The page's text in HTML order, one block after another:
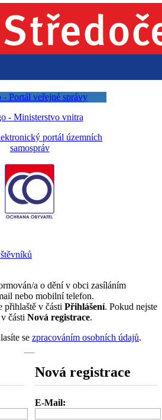
a o dění v obci zasíláním
nebo mobilní telefon.
přihlaště v části Přihlášení. Pokud nejste
části Nová registrace.
se zpracováním osobních údajů.
Nová registrace
E-Mail: